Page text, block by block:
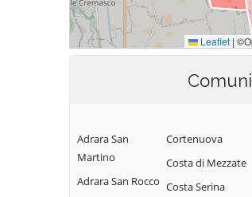
Comuni
Adrara San
Martino
Adrara San Rocco
Cortenuova
Costa di Mezzate
Costa Serina